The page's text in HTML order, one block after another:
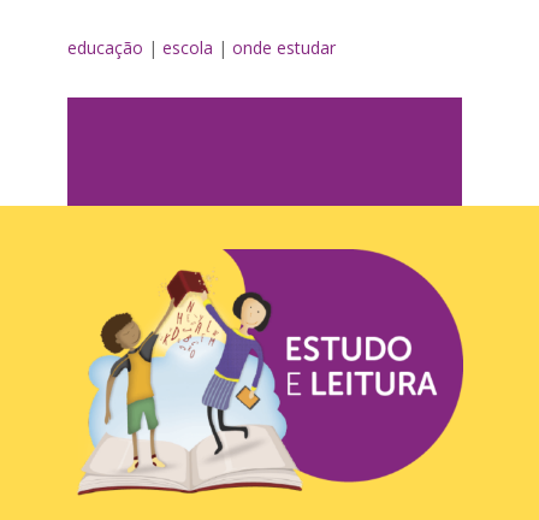
educação | escola | onde estudar